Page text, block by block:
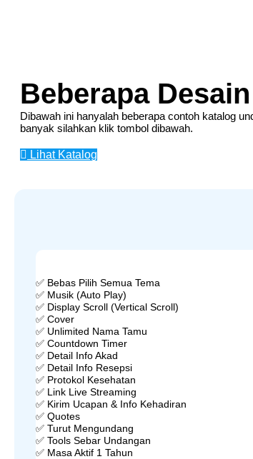
Beberapa
Dibawah ini hanyalah beberapa contoh katalog
banyak silahkan klik tombol dibawah.
Lihat Katalog
✅ Bebas Pilih Semua Tema
✅ Musik (Auto Play)
✅ Display Scroll (Vertical Scroll)
✅ Cover
✅ Unlimited Nama Tamu
✅ Countdown Timer
✅ Detail Info Akad
✅ Detail Info Resepsi
✅ Protokol Kesehatan
✅ Link Live Streaming
✅ Kirim Ucapan & Info Kehadiran
✅ Quotes
✅ Turut Mengundang
✅ Tools Sebar Undangan
✅ Masa Aktif 1 Tahun